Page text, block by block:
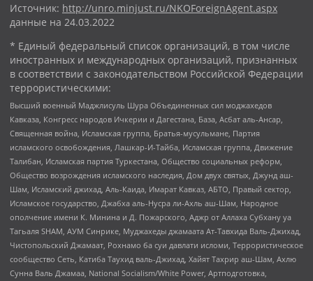
Источник: http://unro.minjust.ru/NKOForeignAgent.aspx
данные на 24.03.2022
* Единый федеральный список организаций, в том числе
иностранных и международных организаций, признанных
в соответствии с законодательством Российской Федерации
террористическими:
Высший военный Маджлисуль Шура Объединенных сил моджахедов
Кавказа, Конгресс народов Ичкерии и Дагестана, База, Асбат аль-Ансар,
Священная война, Исламская группа, Братья-мусульмане, Партия
исламского освобождения, Лашкар-И-Тайба, Исламская группа, Движение
Талибан, Исламская партия Туркестана, Общество социальных реформ,
Общество возрождения исламского наследия, Дом двух святых, Джунд аш-
Шам, Исламский джихад, Аль-Каида, Имарат Кавказ, АБТО, Правый сектор,
Исламское государство, Джабха аль-Нусра ли-Ахль аш-Шам, Народное
ополчение имени К. Минина и Д. Пожарского, Аджр от Аллаха Субхану уа
Тагьаля SHAM, АУМ Синрике, Муджахеды джамаата Ат-Тавхида Валь-Джихад,
Чистопольский Джамаат, Рохнамо ба суи давлати исломи, Террористическое
сообщество Сеть, Катиба Таухид валь-Джихад, Хайят Тахрир аш-Шам, Ахлю
Сунна Валь Джамаа, National Socialism/White Power, Артподготовка,